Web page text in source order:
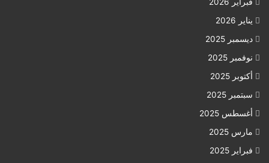
يناير 2026
ديسمبر 2025
نوفمبر 2025
أكتوبر 2025
سبتمبر 2025
أغسطس 2025
مارس 2025
فبراير 2025